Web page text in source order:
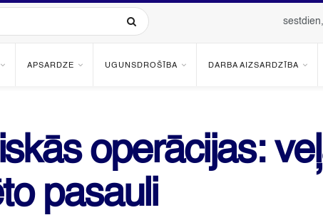
APSARDZE UGUNSDROŠĪBA DARBA AIZSARDZĪBA
operācijas:
pasauli